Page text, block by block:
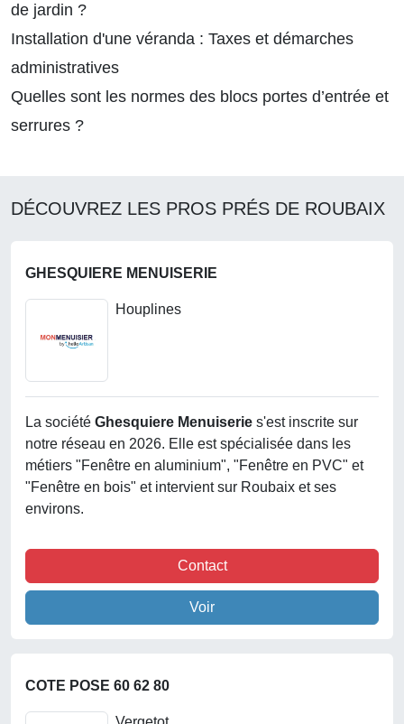
de jardin ?
Installation d'une véranda : Taxes et démarches
administratives
Quelles sont les normes des blocs portes d’entrée et
serrures ?
DÉCOUVREZ LES PROS PRÉS DE ROUBAIX
GHESQUIERE MENUISERIE
Houplines
La société Ghesquiere Menuiserie s'est inscrite sur
notre réseau en 2026. Elle est spécialisée dans les
métiers "Fenêtre en aluminium", "Fenêtre en PVC" et
"Fenêtre en bois" et intervient sur Roubaix et ses
environs.
Contact
Voir
COTE POSE 60 62 80